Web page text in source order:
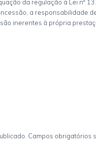
da regulação à Lei nº
a responsabilidade
inerentes à própria
Campos obrigatórios